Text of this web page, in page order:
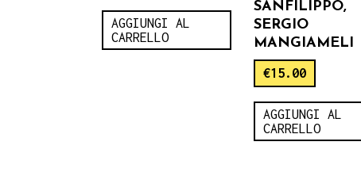
AGGIUNGI AL
CARRELLO
SANFILIPPO,
SERGIO
MANGIAMELI
€15.00
AGGIUNGI AL
CARRELLO